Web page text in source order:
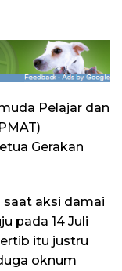
Pelajar dan
Gerakan
saat aksi damai
pada 14 Juli
itu justru
oknum